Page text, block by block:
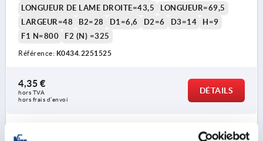
LONGUEUR DE LAME DROITE=43,5
LONGUEUR=69,5
LARGEUR=48
B2=28 D1=6,6 D2=6 D3=14
H=9
F1 N=800
F2 (N) =325
Référence: K0434.2251525
4,35 €
hors TVA
hors frais d’envoi
DÉTAILS
K0434